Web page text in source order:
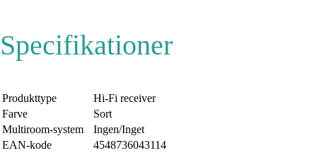
Specifikationer
Produkttype
Hi-Fi receiver
Farve
Sort
Multiroom-system
Ingen/Inget
EAN-kode
4548736043114